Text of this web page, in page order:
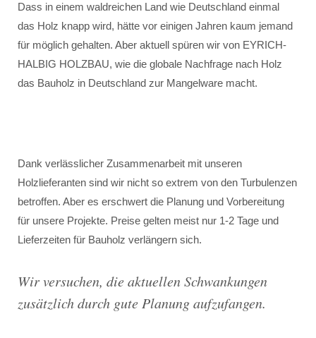
Dass in einem waldreichen Land wie Deutschland einmal
das Holz knapp wird, hätte vor einigen Jahren kaum jemand
für möglich gehalten. Aber aktuell spüren wir von EYRICH-
HALBIG HOLZBAU, wie die globale Nachfrage nach Holz
das Bauholz in Deutschland zur Mangelware macht.
Dank verlässlicher Zusammenarbeit mit unseren
Holzlieferanten sind wir nicht so extrem von den Turbulenzen
betroffen. Aber es erschwert die Planung und Vorbereitung
für unsere Projekte. Preise gelten meist nur 1-2 Tage und
Lieferzeiten für Bauholz verlängern sich.
Wir versuchen, die aktuellen Schwankungen
zusätzlich durch gute Planung aufzufangen.